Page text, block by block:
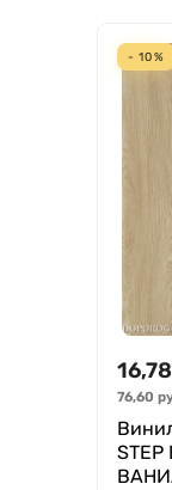
- 10%
16,78
76,60
STEP